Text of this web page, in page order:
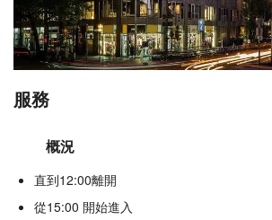
服務
概況
直到12:00離開
從15:00 開始進入